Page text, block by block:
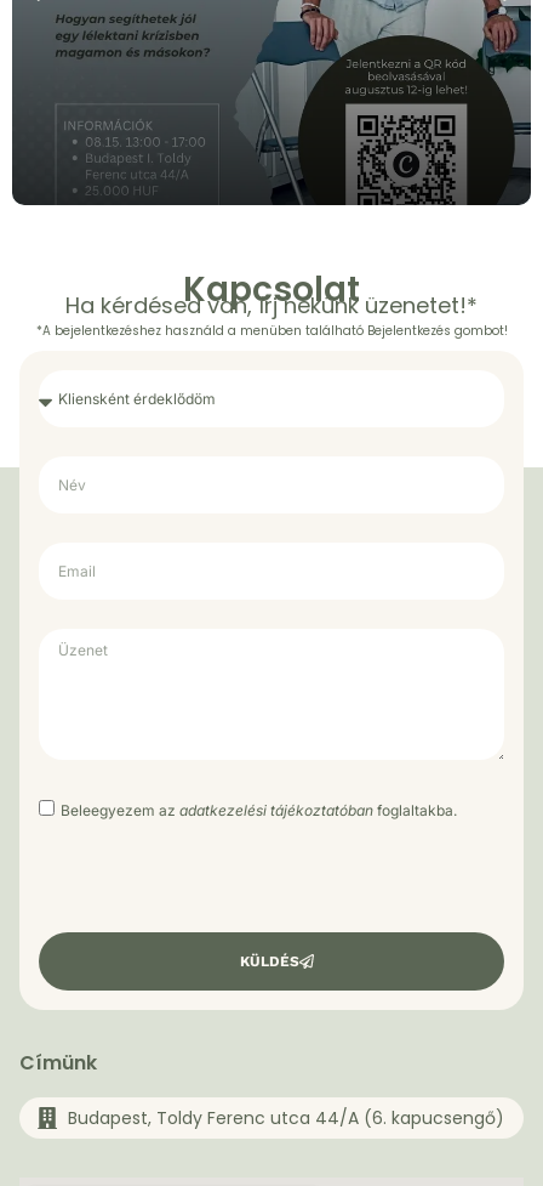
Kapcsolat
Ha kérdésed van, írj nekünk üzenetet!*
*A bejelentkezéshez használd a menüben található Bejelentkezés gombot!
Beleegyezem az adatkezelési tájékoztatóban foglaltakba.
KÜLDÉS
Címünk
Budapest, Toldy Ferenc utca 44/A (6. kapucsengő)